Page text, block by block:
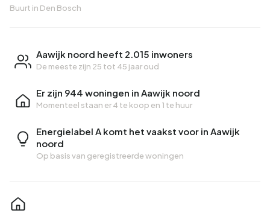
Buurt in Den Bosch
Aawijk noord heeft 2.015 inwoners
De meeste zijn 25 tot 45 jaar oud
Er zijn 944 woningen in Aawijk noord
Momenteel staan er4 te koop en 1 te huur
Energielabel A komt het vaakst voor in Aawijk
noord
Op basis van geregistreerde woningen